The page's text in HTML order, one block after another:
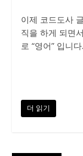
이제 코드도사
직을 하게 되면
로 “영어” 입니
더 읽기